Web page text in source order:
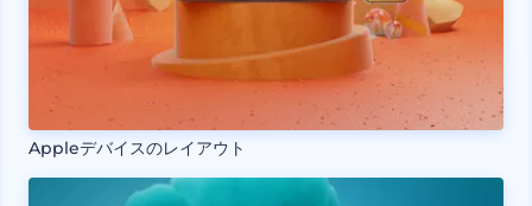
Appleデバイスのレイアウト